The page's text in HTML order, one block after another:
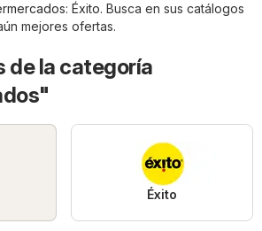
: Éxito. Busca en sus catálogos
mejores ofertas.
de la categoría
Éxito